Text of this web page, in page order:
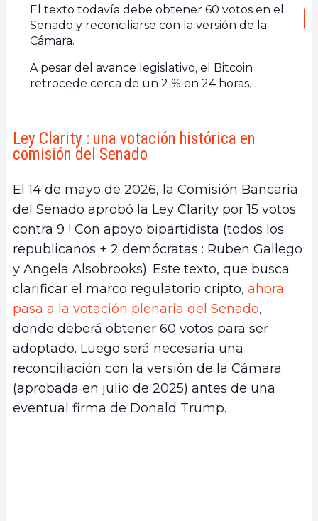
El texto todavía debe obtener 60 votos en el
Senado y reconciliarse con la versión de la
Cámara.
A pesar del avance legislativo, el Bitcoin
retrocede cerca de un 2 % en 24 horas.
Ley Clarity : una votación histórica en
comisión del Senado
El 14 de mayo de 2026, la Comisión Bancaria
del Senado aprobó la Ley Clarity por 15 votos
contra 9 ! Con apoyo bipartidista (todos los
republicanos + 2 demócratas : Ruben Gallego
y Angela Alsobrooks). Este texto, que busca
clarificar el marco regulatorio cripto, ahora
pasa a la votación plenaria del Senado,
donde deberá obtener 60 votos para ser
adoptado. Luego será necesaria una
reconciliación con la versión de la Cámara
(aprobada en julio de 2025) antes de una
eventual firma de Donald Trump.